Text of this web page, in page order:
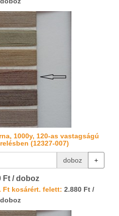
1000y, 120-as vastagságú
(12327-007)
doboz +
Ft / doboz
Ft kosárért. felett: 2.880 Ft /
doboz